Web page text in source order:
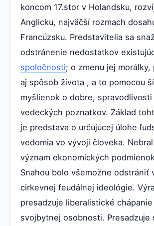
koncom 17.stor v Holandsku,
Anglicku, najväčší rozmach
Francúzsku. Predstavitelia sa
odstránenie nedostatkov
spoločnosti; o zmenu jej morálky,
aj spôsob života , a to pomocou
myšlienok o dobre, spravodlivosti
vedeckých poznatkov. Základ
je predstava o určujúcej úlohe
vedomia vo vývoji človeka.
význam ekonomických
Snahou bolo všemožne odstrániť
cirkevnej feudálnej ideológie.
presadzuje liberalistické
svojbytnej osobnosti. Presadzuje